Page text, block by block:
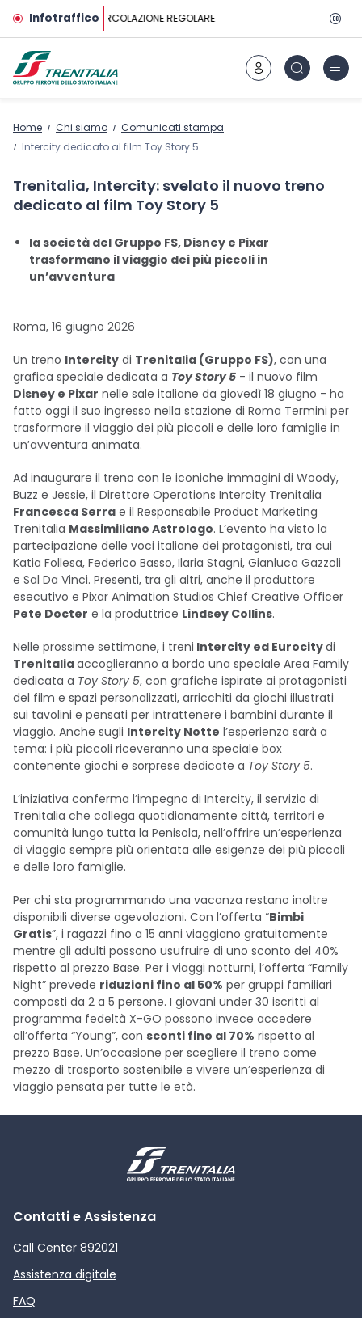
Vai al contenuto principale
InfotrafficoCIRCOLAZIONE REGOLARE
Home Chi siamo
Comunicati stampa
Intercity dedicato al film Toy Story 5
Trenitalia, Intercity: svelato il nuovo treno
dedicato al film Toy Story 5
la società del Gruppo FS, Disney e Pixar
trasformano il viaggio dei più piccoli in
un’avventura
Roma, 16 giugno 2026
Un treno Intercity di Trenitalia (Gruppo FS), con una
grafica speciale dedicata a Toy Story 5 - il nuovo film
Disney e Pixar nelle sale italiane da giovedì 18 giugno - ha
fatto oggi il suo ingresso nella stazione di Roma Termini per
trasformare il viaggio dei più piccoli e delle loro famiglie in
un’avventura animata.
Ad inaugurare il treno con le iconiche immagini di Woody,
Buzz e Jessie, il Direttore Operations Intercity Trenitalia
Francesca Serra e il Responsabile Product Marketing
Trenitalia Massimiliano Astrologo. L’evento ha visto la
partecipazione delle voci italiane dei protagonisti, tra cui
Katia Follesa, Federico Basso, Ilaria Stagni, Gianluca Gazzoli
e Sal Da Vinci. Presenti, tra gli altri, anche il produttore
esecutivo e Pixar Animation Studios Chief Creative Officer
Pete Docter e la produttrice Lindsey Collins.
Nelle prossime settimane, i treni Intercity ed Eurocitydi
Trenitaliaaccoglieranno a bordo una speciale Area Family
dedicata a Toy Story 5, con grafiche ispirate ai protagonisti
del film e spazi personalizzati, arricchiti da giochi illustrati
sui tavolini e pensati per intrattenere i bambini durante il
viaggio. Anche sugli Intercity Notte l’esperienza sarà a
tema: i più piccoli riceveranno una speciale box
contenente giochi e sorprese dedicate a Toy Story 5.
L’iniziativa conferma l’impegno di Intercity, il servizio di
Trenitalia che collega quotidianamente città, territori e
comunità lungo tutta la Penisola, nell’offrire un’esperienza
di viaggio sempre più orientata alle esigenze dei più piccoli
e delle loro famiglie.
Per chi sta programmando una vacanza restano inoltre
disponibili diverse agevolazioni. Con l’offerta “Bimbi
Gratis”, i ragazzi fino a 15 anni viaggiano gratuitamente
mentre gli adulti possono usufruire di uno sconto del 40%
rispetto al prezzo Base. Per i viaggi notturni, l’offerta “Family
Night” prevede riduzioni fino al 50% per gruppi familiari
composti da 2 a 5 persone. I giovani under 30 iscritti al
programma fedeltà X-GO possono invece accedere
all’offerta “Young”, con sconti fino al 70% rispetto al
prezzo Base. Un’occasione per scegliere il treno come
mezzo di trasporto sostenibile e vivere un’esperienza di
viaggio pensata per tutte le età.
Contatti e Assistenza
Call Center 892021
Assistenza digitale
FAQ